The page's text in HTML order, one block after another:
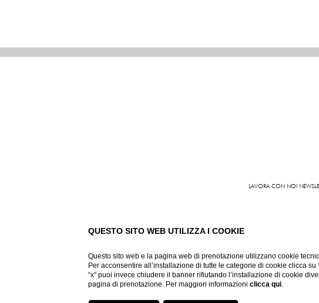
LAVORA CON NOI
QUESTO SITO WEB UTILIZZA I COOKIE
Questo sito web e la pagina web di prenotazione utilizzano cookie
Per acconsentire all’installazione di tutte le categorie di cookie clicca
“x” puoi invece chiudere il banner rifiutando l’installazione di cookie
pagina di prenotazione. Per maggiori informazioniclicca qui.